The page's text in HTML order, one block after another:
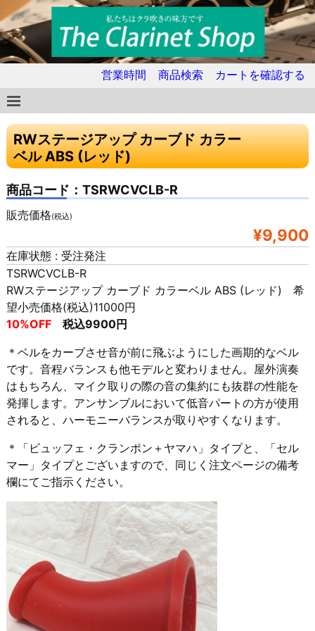
営業時間 商品検索 カートを確認する
RWステージアップ カーブド カラー
ベル ABS (レッド)
商品コード：TSRWCVCLB-R
販売価格(税込)
¥9,900
在庫状態 : 受注発注
TSRWCVCLB-R
RWステージアップ カーブド カラーベル ABS (レッド) 希
望小売価格(税込)11000円
10%OFF税込9900円
＊ベルをカーブさせ音が前に飛ぶようにした画期的なベル
です。音程バランスも他モデルと変わりません。屋外演奏
はもちろん、マイク取りの際の音の集約にも抜群の性能を
発揮します。アンサンブルにおいて低音パートの方が使用
されると、ハーモニーバランスが取りやすくなります。
＊「ビュッフェ・クランポン＋ヤマハ」タイプと、「セル
マー」タイプとございますので、同じく注文ページの備考
欄にてご指示ください。